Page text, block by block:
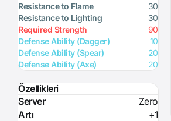
Resistance to Flame
30
Resistance to Lighting
30
Required Strength
90
Defense Ability (Dagger)
10
Defense Ability (Spear)
20
Defense Ability (Axe)
20
Özellikleri
Server
Zero
Artı
+1